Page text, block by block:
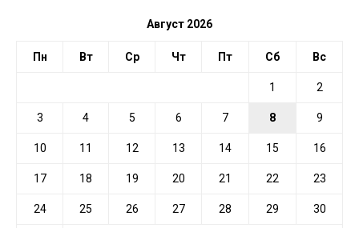
Август 2026
Пн Вт Ср Чт Пт Сб Вс
1 2
3 4 5 6 7 8 9
10 11 12 13 14 15 16
17 18 19 20 21 22 23
24 25 26 27 28 29 30